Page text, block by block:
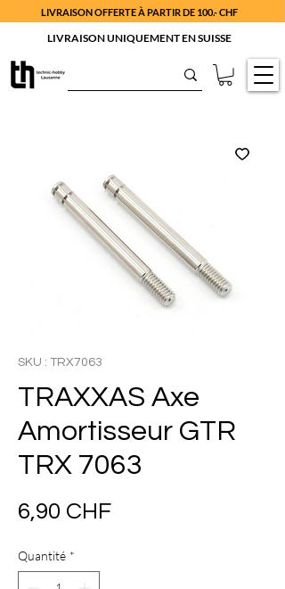
LIVRAISON OFFERTE À PARTIR DE 100.- CHF
LIVRAISON UNIQUEMENT EN SUISSE
SKU : TRX7063
TRAXXAS Axe
Amortisseur GTR
TRX 7063
6,90 CHFPrix
Quantité *